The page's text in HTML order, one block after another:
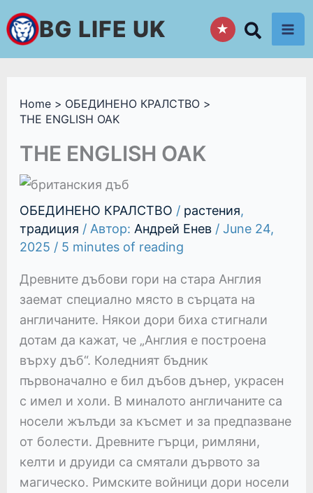
Skip
to
content
BG LIFE UK ★
Home
ОБЕДИНЕНО КРАЛСТВО
THE ENGLISH OAK
THE ENGLISH OAK
ОБЕДИНЕНО КРАЛСТВО / растения,
традиция / Автор: Андрей Енев / June 24,
2025 / 5 minutes of reading
Древните дъбови гори на стара Англия
заемат специално място в сърцата на
англичаните. Някои дори биха стигнали
дотам да кажат, че „Англия е построена
върху дъб“. Коледният бъдник
първоначално е бил дъбов дънер, украсен
с имел и холи. В миналото англичаните са
носели жълъди за късмет и за предпазване
от болести. Древните гърци, римляни,
келти и друиди са смятали дървото за
магическо. Римските войници дори носели